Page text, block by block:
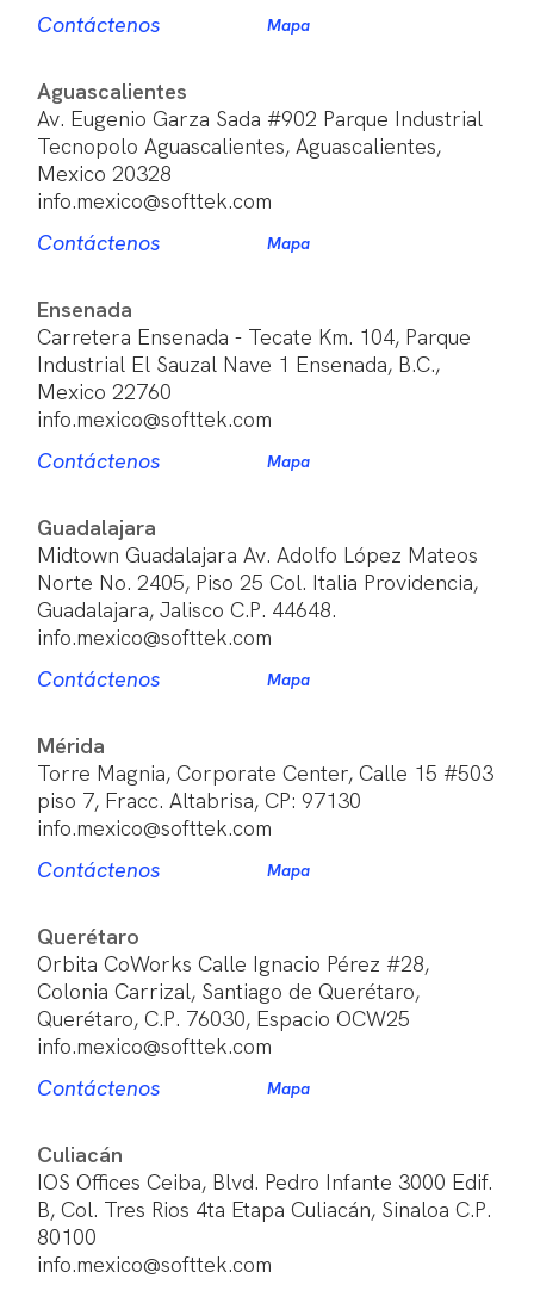
Contáctenos
Mapa
Aguascalientes
Av. Eugenio Garza Sada #902 Parque Industrial
Tecnopolo Aguascalientes, Aguascalientes,
Mexico 20328
info.mexico@softtek.com
Contáctenos
Mapa
Ensenada
Carretera Ensenada - Tecate Km. 104, Parque
Industrial El Sauzal Nave 1 Ensenada, B.C.,
Mexico 22760
info.mexico@softtek.com
Contáctenos
Mapa
Guadalajara
Midtown Guadalajara Av. Adolfo López Mateos
Norte No. 2405, Piso 25 Col. Italia Providencia,
Guadalajara, Jalisco C.P. 44648.
info.mexico@softtek.com
Contáctenos
Mapa
Mérida
Torre Magnia, Corporate Center, Calle 15 #503
piso 7, Fracc. Altabrisa, CP: 97130
info.mexico@softtek.com
Contáctenos
Mapa
Querétaro
Orbita CoWorks Calle Ignacio Pérez #28,
Colonia Carrizal, Santiago de Querétaro,
Querétaro, C.P. 76030, Espacio OCW25
info.mexico@softtek.com
Contáctenos
Mapa
Culiacán
IOS Offices Ceiba, Blvd. Pedro Infante 3000 Edif.
B, Col. Tres Rios 4ta Etapa Culiacán, Sinaloa C.P.
80100
info.mexico@softtek.com